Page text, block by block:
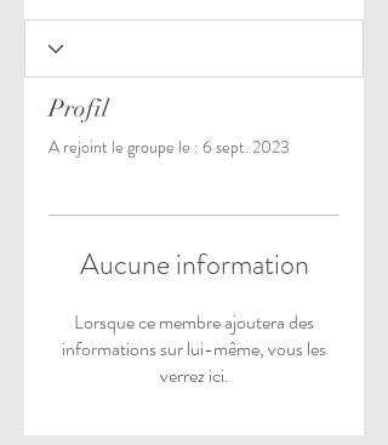
Profil
A rejoint le groupe le : 6 sept. 2023
Aucune information
Lorsque ce membre ajoutera des
informations sur lui-même, vous les
verrez ici.